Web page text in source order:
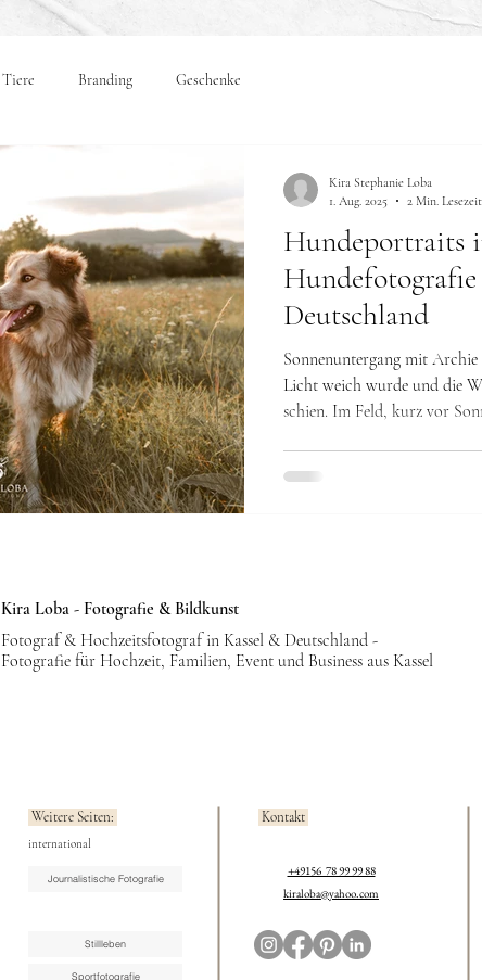
Tiere Branding Geschenke
Hundeportraits
Hundefotografie
Deutschland
Sonnenuntergang mit Archie
Licht weich wurde und die
schien. Im Feld, kurz vor
Kira Stephanie Loba
1. Aug. 2025
2 Min. Lesezeit
Kira Loba - Fotografie & Bildkunst
Fotograf & Hochzeitsfotograf in Kassel & Deutschland -
Fotografie für Hochzeit, Familien, Event und Business aus Kassel
Weitere Seiten:
international
Journalistische Fotografie
Stillleben
Sportfotografie
Kontakt
+49156 78 99 99 88
kiraloba@yahoo.com